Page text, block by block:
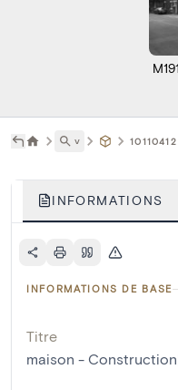
˅ 10110412
INFORMATIONS
INFORMATIONS DE BASE
Titre
maison -